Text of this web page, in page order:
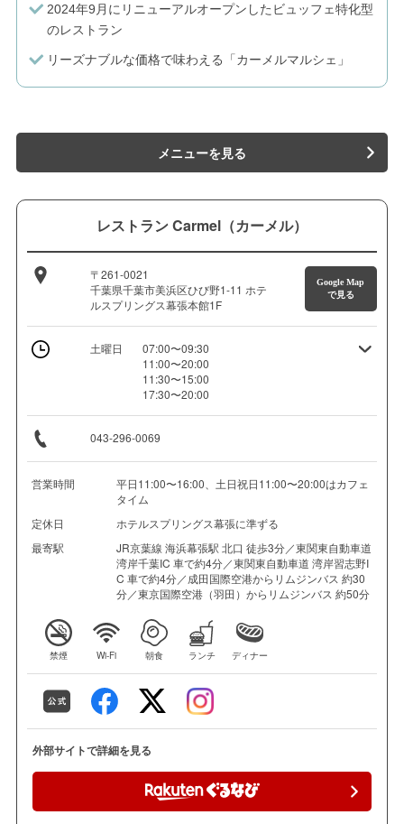
2024年9月にリニューアルオープンしたビュッフェ特化型
のレストラン
リーズナブルな価格で味わえる「カーメルマルシェ」
メニューを見る
レストラン Carmel（カーメル）
〒261-0021
千葉県千葉市美浜区ひび野1-11 ホテ
ルスプリングス幕張本館1F
Google Map
で見る
土曜日
07:00〜09:30
11:00〜20:00
11:30〜15:00
17:30〜20:00
043-296-0069
営業時間
平日11:00〜16:00、土日祝日11:00〜20:00はカフェ
タイム
定休日
ホテルスプリングス幕張に準ずる
最寄駅
JR京葉線 海浜幕張駅 北口 徒歩3分／東関東自動車道
湾岸千葉IC 車で約4分／東関東自動車道 湾岸習志野I
C 車で約4分／成田国際空港からリムジンバス 約30
分／東京国際空港（羽田）からリムジンバス 約50分
禁煙 Wi-Fi 朝食 ランチ ディナー
外部サイトで詳細を見る